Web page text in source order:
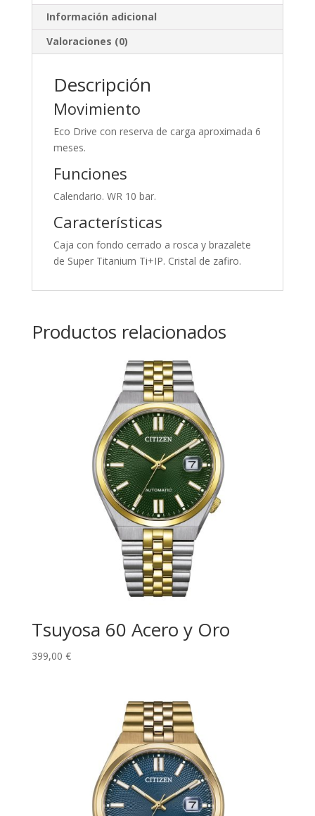
Información adicional
Valoraciones (0)
Descripción
Movimiento
Eco Drive con reserva de carga aproximada 6
meses.
Funciones
Calendario. WR 10 bar.
Características
Caja con fondo cerrado a rosca y brazalete
de Super Titanium Ti+IP. Cristal de zafiro.
Productos relacionados
Tsuyosa 60 Acero y Oro
399,00 €